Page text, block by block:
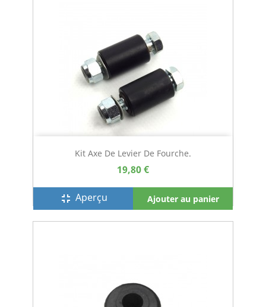
Kit Axe De Levier De Fourche.
19,80 €
fullscreen_exit Aperçu Ajouter au panier